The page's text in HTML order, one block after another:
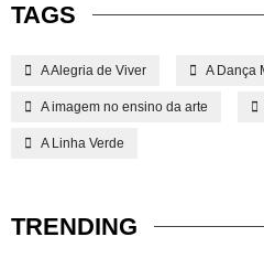
TAGS
A Alegria de Viver A Dança
A imagem no ensino da arte
A Linha Verde
TRENDING